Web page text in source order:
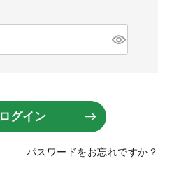
ログイン
パスワードをお忘れですか？